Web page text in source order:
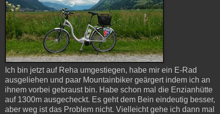
Ich bin jetzt auf Reha umgestiegen, habe mir ein E-Rad
ausgeliehen und paar Mountainbiker geärgert indem ich an
ihnem vorbei gebraust bin. Habe schon mal die Enzianhütte
auf 1300m ausgecheckt. Es geht dem Bein eindeutig besser,
aber weg ist das Problem nicht. Vielleicht gehe ich dann mal